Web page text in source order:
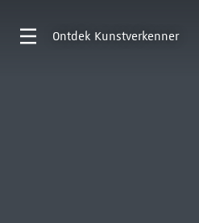
Ontdek Kunstverkenner